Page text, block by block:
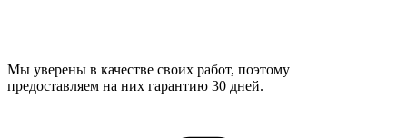
Мы уверены в качестве своих работ, поэтому
предоставляем на них гарантию 30 дней.